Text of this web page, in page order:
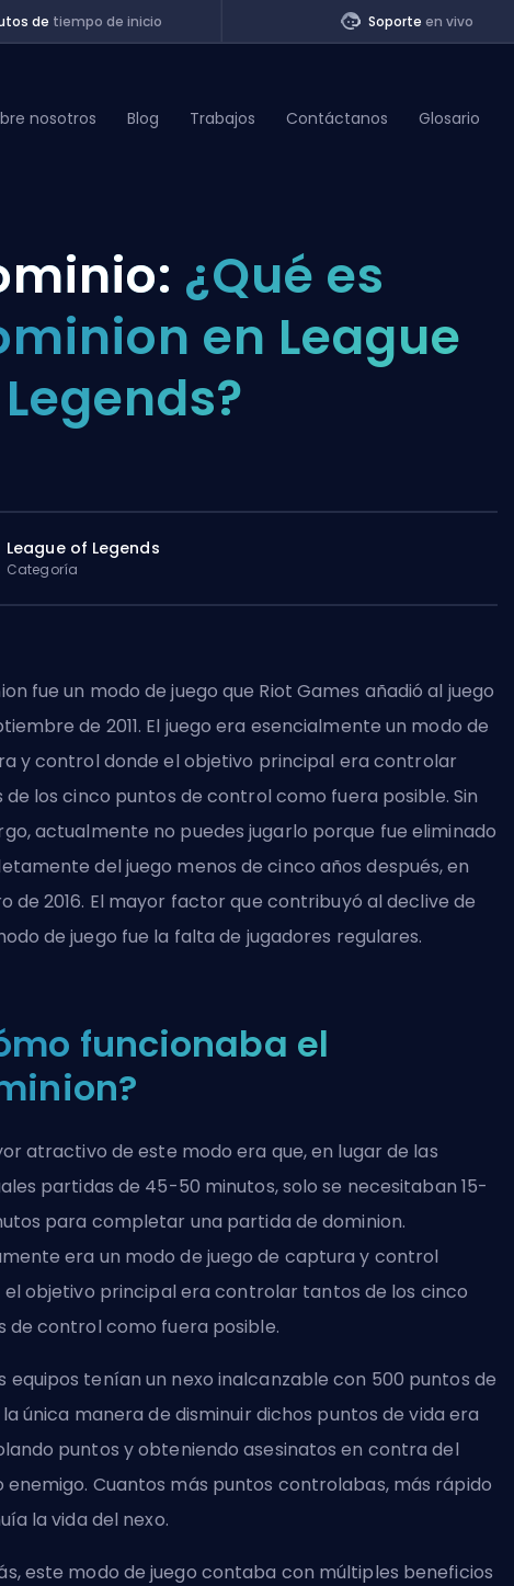
de tiempo de inicio Soporteen vivo
nosotros Blog Trabajos Contáctanos Glosario
¿Qué es
en League
League of Legends
Categoría
fue un modo de juego que Riot Games añadió al juego
de 2011. El juego era esencialmente un modo de
y control donde el objetivo principal era controlar
los cinco puntos de control como fuera posible. Sin
actualmente no puedes jugarlo porque fue eliminado
del juego menos de cinco años después, en
de 2016. El mayor factor que contribuyó al declive de
de juego fue la falta de jugadores regulares.
funcionaba el
atractivo de este modo era que, en lugar de las
partidas de 45-50 minutos, solo se necesitaban 15-
para completar una partida de dominion.
era un modo de juego de captura y control
el objetivo principal era controlar tantos de los cinco
de control como fuera posible.
equipos tenían un nexo inalcanzable con 500 puntos de
la única manera de disminuir dichos puntos de vida era
puntos y obteniendo asesinatos en contra del
enemigo. Cuantos más puntos controlabas, más rápido
la vida del nexo.
este modo de juego contaba con múltiples beneficios